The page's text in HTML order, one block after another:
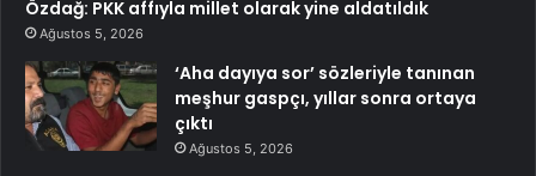
Özdağ: PKK affıyla millet olarak yine aldatıldık
Ağustos 5, 2026
‘Aha dayıya sor’ sözleriyle tanınan
meşhur gaspçı, yıllar sonra ortaya
çıktı
Ağustos 5, 2026